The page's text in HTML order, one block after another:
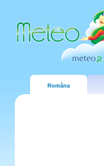
Româna